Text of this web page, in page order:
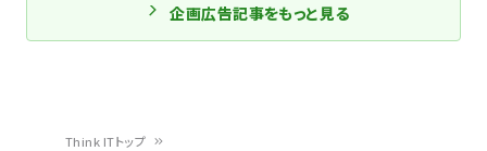
Think ITトップ
企画広告記事をもっと見る